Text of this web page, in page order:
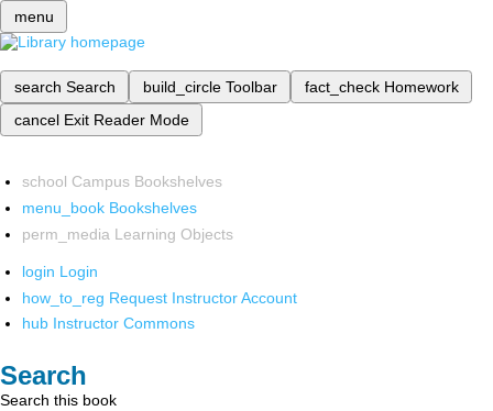
menu
search Search build_circle Toolbar fact_check Homework
cancel Exit Reader Mode
school Campus Bookshelves
menu_book Bookshelves
perm_media Learning Objects
login Login
how_to_reg Request Instructor Account
hub Instructor Commons
Search
Search this book